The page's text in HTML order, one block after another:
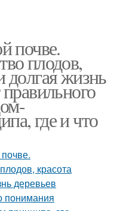
почве.
плодов,
долгая жизнь
правильного
где и что